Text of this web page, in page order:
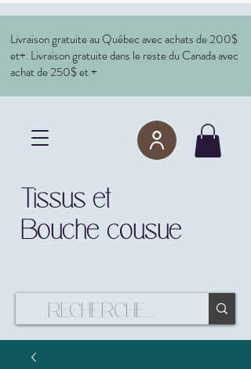
Tissus et
Bouche cousue
Livraison gratuite au Québec avec achats de 200$
et+. Livraison gratuite dans le reste du Canada avec
achat de 250$ et +